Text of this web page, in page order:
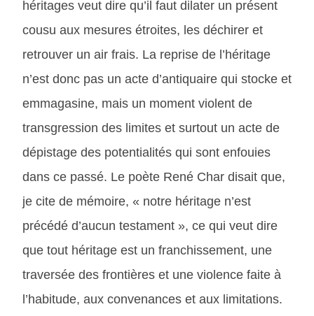
héritages veut dire qu’il faut dilater un présent
cousu aux mesures étroites, les déchirer et
retrouver un air frais. La reprise de l’héritage
n’est donc pas un acte d’antiquaire qui stocke et
emmagasine, mais un moment violent de
transgression des limites et surtout un acte de
dépistage des potentialités qui sont enfouies
dans ce passé. Le poète René Char disait que,
je cite de mémoire, « notre héritage n’est
précédé d’aucun testament », ce qui veut dire
que tout héritage est un franchissement, une
traversée des frontières et une violence faite à
l’habitude, aux convenances et aux limitations.